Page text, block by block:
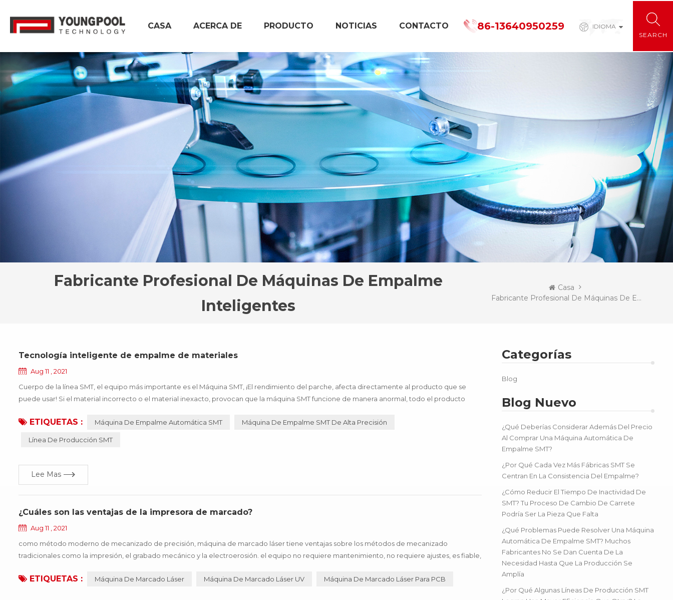
IDIOMA
86-13640950259
CASA ACERCA DE PRODUCTO NOTICIAS CONTACTO
Fabricante Profesional De Máquinas De Empalme
Inteligentes
Casa
Fabricante Profesional De Máquinas De Empalme Inteligentes
Categorías
Blog
Blog Nuevo
¿Qué Deberías Considerar Además Del Precio
Al Comprar Una Máquina Automática De
Empalme SMT?
¿Por Qué Cada Vez Más Fábricas SMT Se
Centran En La Consistencia Del Empalme?
¿Cómo Reducir El Tiempo De Inactividad De
SMT? Tu Proceso De Cambio De Carrete
Podría Ser La Pieza Que Falta
¿Qué Problemas Puede Resolver Una Máquina
Automática De Empalme SMT? Muchos
Fabricantes No Se Dan Cuenta De La
Necesidad Hasta Que La Producción Se
Amplía
¿Por Qué Algunas Líneas De Producción SMT
Tecnología inteligente de empalme de materiales
Aug 11 , 2021
Cuerpo de la línea SMT, el equipo más importante es el Máquina SMT, ¡El rendimiento del parche, afecta directamente al producto que se
puede usar! Si el material incorrecto o el material inexacto, provocan que la máquina SMT funcione de manera anormal, todo el producto
ETIQUETAS : Máquina De Empalme Automática SMT Máquina De Empalme SMT De Alta Precisión
Línea De Producción SMT
Lee Mas
¿Cuáles son las ventajas de la impresora de marcado?
Aug 11 , 2021
como método moderno de mecanizado de precisión, máquina de marcado láser tiene ventajas sobre los métodos de mecanizado
tradicionales como la impresión, el grabado mecánico y la electroerosión. el equipo no requiere mantenimiento, no requiere ajustes, es fiable,
ETIQUETAS : Máquina De Marcado Láser Máquina De Marcado Láser UV Máquina De Marcado Láser Para PCB